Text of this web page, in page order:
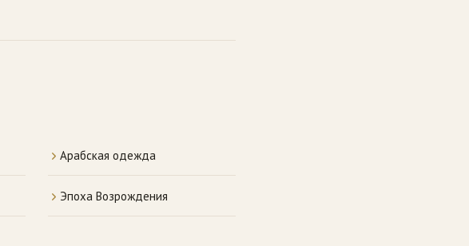
Арабская одежда
Эпоха Возрождения